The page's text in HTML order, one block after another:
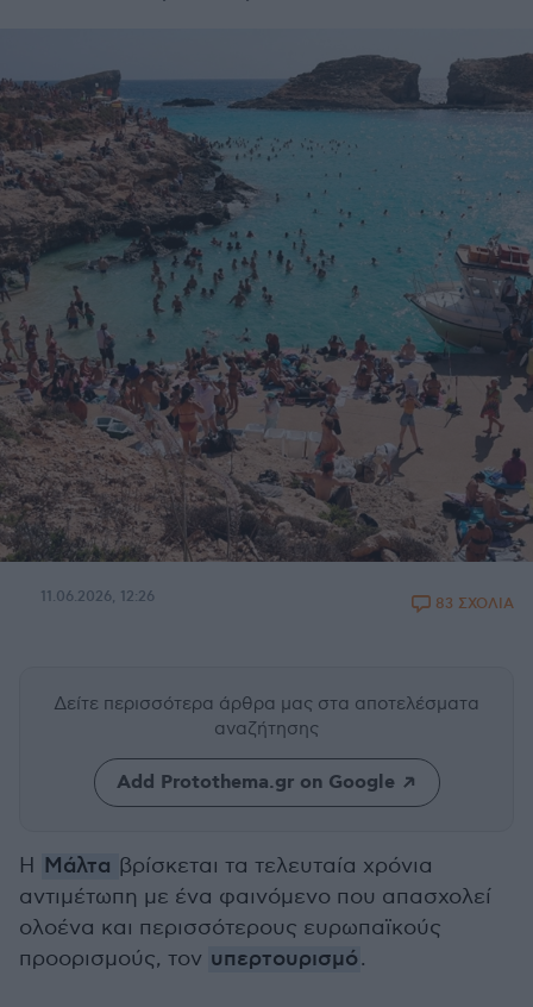
11.06.2026, 12:26 83 ΣΧΟΛΙΑ
Δείτε περισσότερα άρθρα μας στα αποτελέσματα
αναζήτησης
Add Protothema.gr on Google
Η Μάλτα βρίσκεται τα τελευταία χρόνια
αντιμέτωπη με ένα φαινόμενο που απασχολεί
ολοένα και περισσότερους ευρωπαϊκούς
προορισμούς, τον υπερτουρισμό.